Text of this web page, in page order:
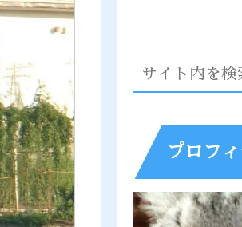
プロフ